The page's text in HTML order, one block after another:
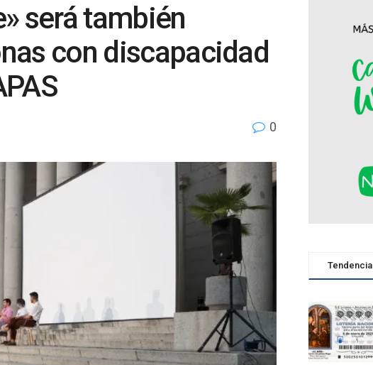
será también
con discapacidad
0
Tendencia